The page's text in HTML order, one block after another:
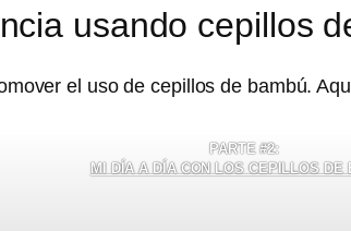
usando cepillos
el uso de cepillos de bambú.
PARTE #2:
MI DÍA A DÍA CON LOS CEPILLOS DE